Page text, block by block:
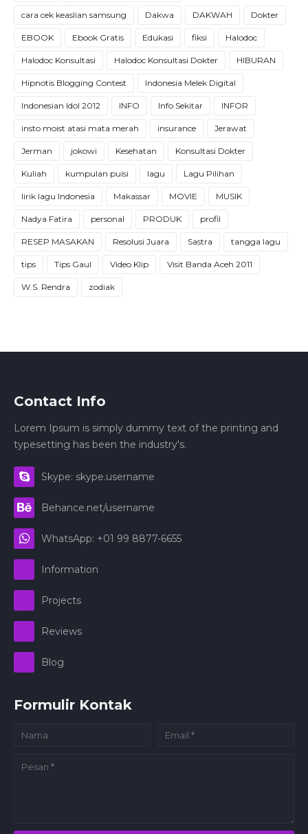
cara cek keaslian samsung Dakwa DAKWAH Dokter
EBOOK Ebook Gratis Edukasi fiksi Halodoc
Halodoc Konsultasi Halodoc Konsultasi Dokter HIBURAN
Hipnotis Blogging Contest Indonesia Melek Digital
Indonesian Idol 2012 INFO Info Sekitar INFOR
insto moist atasi mata merah insurance Jerawat
Jerman jokowi Kesehatan Konsultasi Dokter
Kuliah kumpulan puisi lagu Lagu Pilihan
lirik lagu Indonesia Makassar MOVIE MUSIK
Nadya Fatira personal PRODUK profil
RESEP MASAKAN Resolusi Juara Sastra tangga lagu
tips Tips Gaul Video Klip Visit Banda Aceh 2011
W.S. Rendra zodiak
Contact Info
Lorem Ipsum is simply dummy text of the printing and
typesetting has been the industry's.
Skype: skype.username
Behance.net/username
WhatsApp: +01 99 8877-6655
Information
Projects
Reviews
Blog
Formulir Kontak